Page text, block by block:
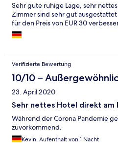
Sehr gute ruhige Lage, sehr
Zimmer sind sehr gut
für den Preis von EUR 30
Verifizierte Bewertung
10/10 –
23. April 2020
Sehr nettes Hotel direkt am
Während der Corona Pandemie
zuvorkommend.
Kevin, Aufenthalt von 1 Nacht